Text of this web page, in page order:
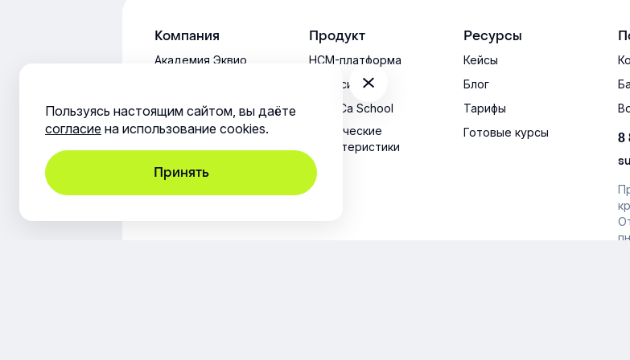
Компания
Академия Эквио
Продукт
HCM-платформа
СДО-система
HoReCa School
Технические
характеристики
Ресурсы
Кейсы
Блог
Тарифы
Готовые курсы
8
Пользуясь настоящим сайтом, вы даёте
согласие на использование cookies.
Принять